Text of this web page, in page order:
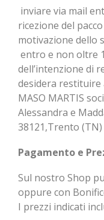
inviare via mail
ricezione del
motivazione dello
entro e non oltre
dell’intenzione di
desidera restituire
MASO MARTIS
Alessandra e
38121,Trento (TN)
Pagamento e
Sul nostro Shop
oppure con
I prezzi indicati